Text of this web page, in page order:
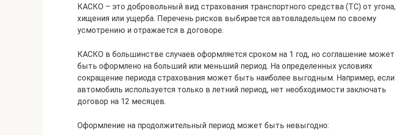
КАСКО – это добровольный вид страхования транспортного средства (ТС) от угона,
хищения или ущерба. Перечень рисков выбирается автовладельцем по своему
усмотрению и отражается в договоре.
КАСКО в большинстве случаев оформляется сроком на 1 год, но соглашение может
быть оформлено на больший или меньший период. На определенных условиях
сокращение периода страхования может быть наиболее выгодным. Например, если
автомобиль используется только в летний период, нет необходимости заключать
договор на 12 месяцев.
Оформление на продолжительный период может быть невыгодно: